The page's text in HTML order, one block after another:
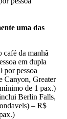
uma das
café da manhã
em dupla
por pessoa
Canyon, Greater
de 1 pax.)
Berlin Falls,
– R$